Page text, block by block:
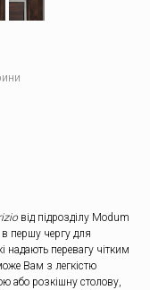
від підрозділу Modum
першу чергу для
надають перевагу чітким
Вам з легкістю
або розкішну столову,